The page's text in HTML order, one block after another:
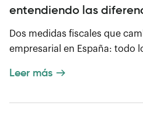
entendiendo las
Dos medidas fiscales que
empresarial en España: todo
Leer más